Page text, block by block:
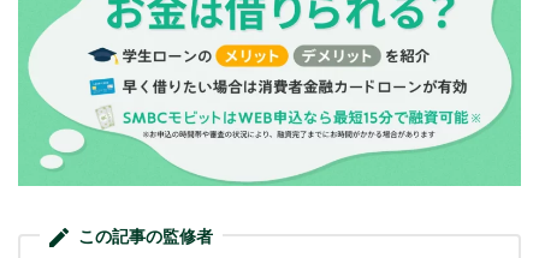
この記事の監修者